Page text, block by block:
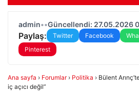
admin••Güncellendi: 27.05.2026
Paylaş: Twitter Facebook
Pinterest
Ana sayfa › Forumlar › Politika › Bülent
iç açıcı değil”